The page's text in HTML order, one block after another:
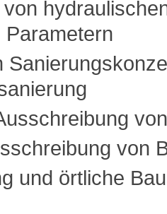
von
und örtliche